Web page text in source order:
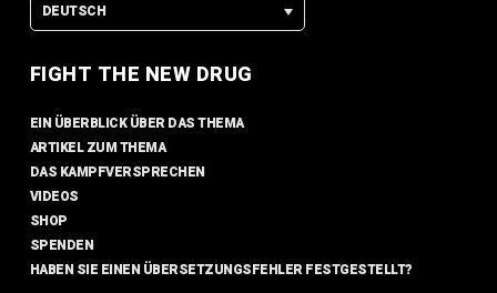
DEUTSCH
FIGHT THE NEW DRUG
EIN ÜBERBLICK ÜBER DAS THEMA
ARTIKEL ZUM THEMA
DAS KAMPFVERSPRECHEN
VIDEOS
SHOP
SPENDEN
HABEN SIE EINEN ÜBERSETZUNGSFEHLER FESTGESTELLT?